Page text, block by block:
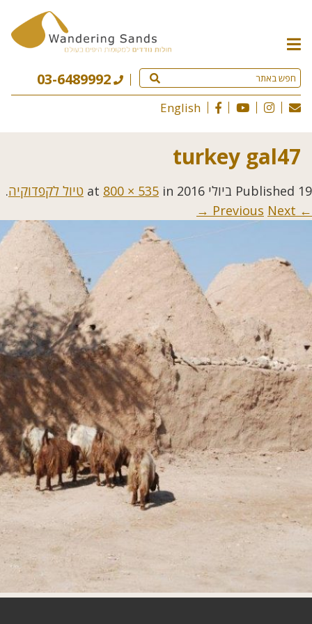
תפריט
האתר
03-6489992
English
turkey gal47
Published 19 ביולי 2016 800 × 535 in טיול לקפדוקיה.
← Previous
Next →